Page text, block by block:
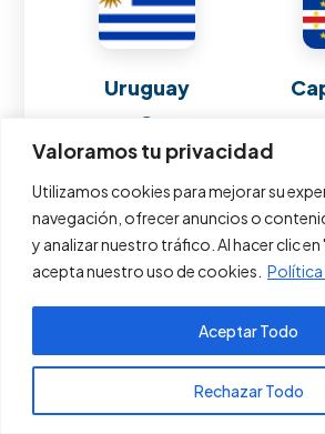
Valoramos tu privacidad
Utilizamos cookies para mejorar su
navegación, ofrecer anuncios o
y analizar nuestro tráfico. Al hacer clic
acepta nuestro uso de cookies.
Rechazar Todo
Aceptar Todo
Uruguay
2
0 puntos
Jun 21, 2026